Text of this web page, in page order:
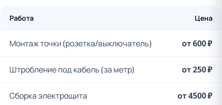
Работа Цена
Монтаж точки (розетка/выключатель) от 600 ₽
Штробление под кабель (за метр) от 250 ₽
Сборка электрощита от 4500 ₽